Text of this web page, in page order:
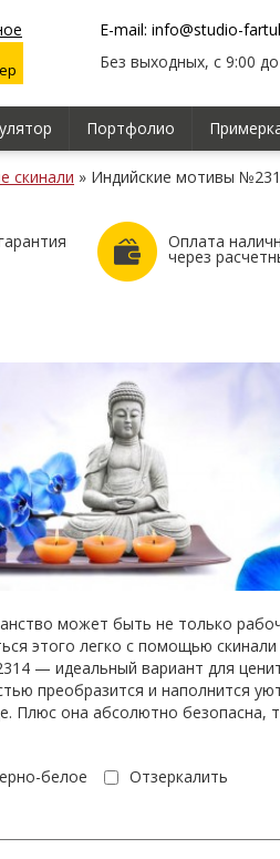
E-mail: info@studio-
Без выходных, с 9:00
Портфолио
скинали » Индийские мотивы
Оплата
через
может быть не только
этого легко с помощью
— идеальный вариант для
преобразится и наполнится
Плюс она абсолютно безопасна,
белое Отзеркалить